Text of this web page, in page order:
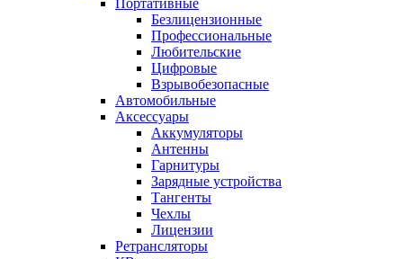
Безлицензионные
Профессиональные
Любительские
Цифровые
Взрывобезопасные
Автомобильные
Аксессуары
Аккумуляторы
Антенны
Гарнитуры
Зарядные устройства
Тангенты
Чехлы
Лицензии
Ретрансляторы